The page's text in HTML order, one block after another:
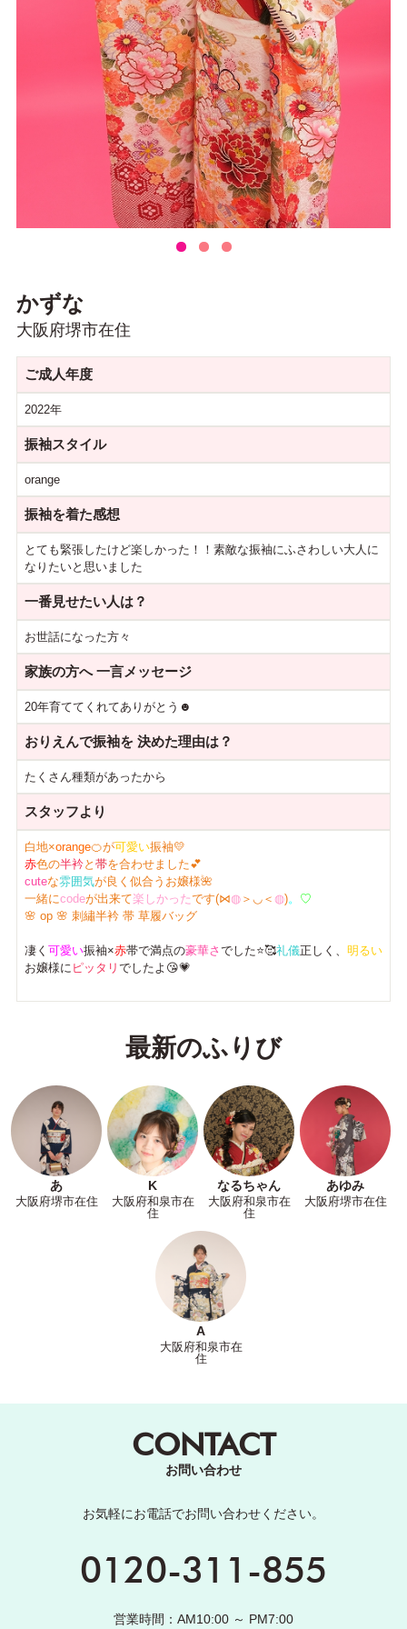
かずな
大阪府堺市在住
ご成人年度
2022年
振袖スタイル
orange
振袖を着た感想
とても緊張したけど楽しかった！！素敵な振袖にふさわしい大人に
なりたいと思いました
一番見せたい人は？
お世話になった方々
家族の方へ一言メッセージ
20年育ててくれてありがとう☻
おりえんで振袖を決めた理由は？
たくさん種類があったから
スタッフより
白地×orange🍊が可愛い振袖💛
赤色の半衿と 帯を合わせました💕
cuteな雰囲気が良く似合うお嬢様🌺
一緒にcodeが出来て楽しかったです(⋈◍＞◡＜ ◍)。 ♡
🌸 op 🌸 刺繡半衿 帯 草履バッグ
凄く 可愛い振袖×赤帯で満点の豪華さ でした⭐🥰礼儀正しく、 明るい
お嬢様に ピッタリ でしたよ😘💗
最新のふりび
あ
大阪府堺市在住
K
大阪府和泉市在
住
なるちゃん
大阪府和泉市在
住
あゆみ
大阪府堺市在住
A
大阪府和泉市在
住
CONTACT
お問い合わせ
お気軽にお電話でお問い合わせください。
0120-311-855
営業時間：AM10:00 ～ PM7:00